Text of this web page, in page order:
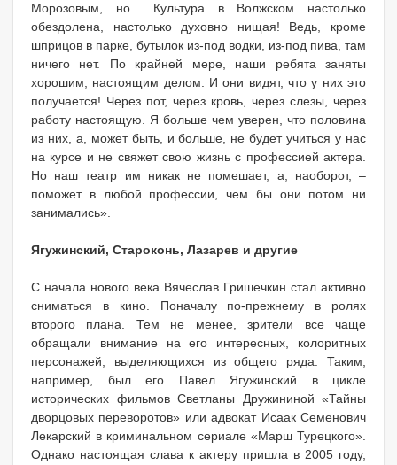
Морозовым, но... Культура в Волжском настолько
обездолена, настолько духовно нищая! Ведь, кроме
шприцов в парке, бутылок из-под водки, из-под пива, там
ничего нет. По крайней мере, наши ребята заняты
хорошим, настоящим делом. И они видят, что у них это
получается! Через пот, через кровь, через слезы, через
работу настоящую. Я больше чем уверен, что половина
из них, а, может быть, и больше, не будет учиться у нас
на курсе и не свяжет свою жизнь с профессией актера.
Но наш театр им никак не помешает, а, наоборот, –
поможет в любой профессии, чем бы они потом ни
занимались».
Ягужинский, Староконь, Лазарев и другие
С начала нового века Вячеслав Гришечкин стал активно
сниматься в кино. Поначалу по-прежнему в ролях
второго плана. Тем не менее, зрители все чаще
обращали внимание на его интересных, колоритных
персонажей, выделяющихся из общего ряда. Таким,
например, был его Павел Ягужинский в цикле
исторических фильмов Светланы Дружининой «Тайны
дворцовых переворотов» или адвокат Исаак Семенович
Лекарский в криминальном сериале «Марш Турецкого».
Однако настоящая слава к актеру пришла в 2005 году,